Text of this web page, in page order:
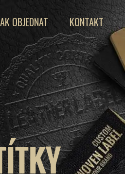
OBJEDNAT KONTAKT